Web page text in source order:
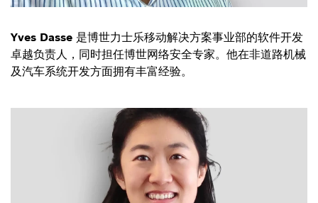
Yves Dasse 是博世力士乐移动解决方案事业部的软件开发
卓越负责人，同时担任博世网络安全专家。他在非道路机械
及汽车系统开发方面拥有丰富经验。